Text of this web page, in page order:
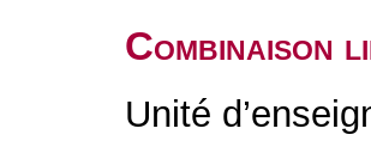
Combinaison
Unité